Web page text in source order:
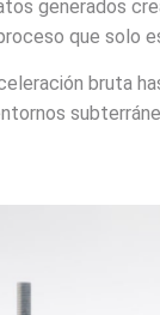
generados
que solo
bruta